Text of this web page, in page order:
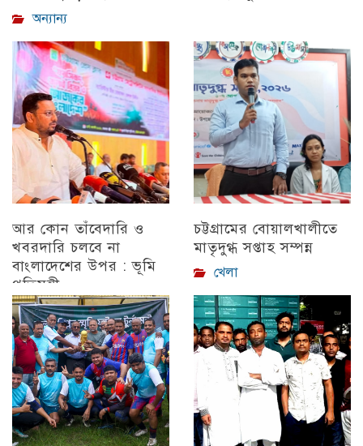
অন্যান্য
আর কোন তাঁবেদারি ও
খবরদারি চলবে না
বাংলাদেশের উপর : ভূমি
প্রতিমন্ত্রী
চট্টগ্রাম
চট্টগ্রামের বোয়ালখালীতে
মাতৃদুগ্ধ সপ্তাহ সম্পন্ন
খেলা